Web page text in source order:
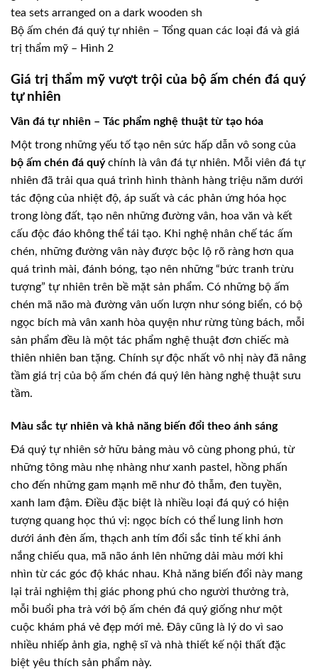
Bộ ấm chén đá quý tự nhiên – Tổng quan các loại đá và giá
trị thẩm mỹ – Hình 2
Giá trị thẩm mỹ vượt trội của bộ ấm chén đá quý
tự nhiên
Vân đá tự nhiên – Tác phẩm nghệ thuật từ tạo hóa
Một trong những yếu tố tạo nên sức hấp dẫn vô song của
bộ ấm chén đá quýchính là vân đá tự nhiên. Mỗi viên đá tự
nhiên đã trải qua quá trình hình thành hàng triệu năm dưới
tác động của nhiệt độ, áp suất và các phản ứng hóa học
trong lòng đất, tạo nên những đường vân, hoa văn và kết
cấu độc đáo không thể tái tạo. Khi nghệ nhân chế tác ấm
chén, những đường vân này được bộc lộ rõ ràng hơn qua
quá trình mài, đánh bóng, tạo nên những “bức tranh trừu
tượng” tự nhiên trên bề mặt sản phẩm. Có những bộ ấm
chén mã não mà đường vân uốn lượn như sóng biển, có bộ
ngọc bích mà vân xanh hòa quyện như rừng tùng bách, mỗi
sản phẩm đều là một tác phẩm nghệ thuật đơn chiếc mà
thiên nhiên ban tặng. Chính sự độc nhất vô nhị này đã nâng
tầm giá trị của bộ ấm chén đá quý lên hàng nghệ thuật sưu
tầm.
Màu sắc tự nhiên và khả năng biến đổi theo ánh sáng
Đá quý tự nhiên sở hữu bảng màu vô cùng phong phú, từ
những tông màu nhẹ nhàng như xanh pastel, hồng phấn
cho đến những gam mạnh mẽ như đỏ thẫm, đen tuyền,
xanh lam đậm. Điều đặc biệt là nhiều loại đá quý có hiện
tượng quang học thú vị: ngọc bích có thể lung linh hơn
dưới ánh đèn ấm, thạch anh tím đổi sắc tinh tế khi ánh
nắng chiếu qua, mã não ánh lên những dải màu mới khi
nhìn từ các góc độ khác nhau. Khả năng biến đổi này mang
lại trải nghiệm thị giác phong phú cho người thưởng trà,
mỗi buổi pha trà với bộ ấm chén đá quý giống như một
cuộc khám phá vẻ đẹp mới mẻ. Đây cũng là lý do vì sao
nhiều nhiếp ảnh gia, nghệ sĩ và nhà thiết kế nội thất đặc
biệt yêu thích sản phẩm này.